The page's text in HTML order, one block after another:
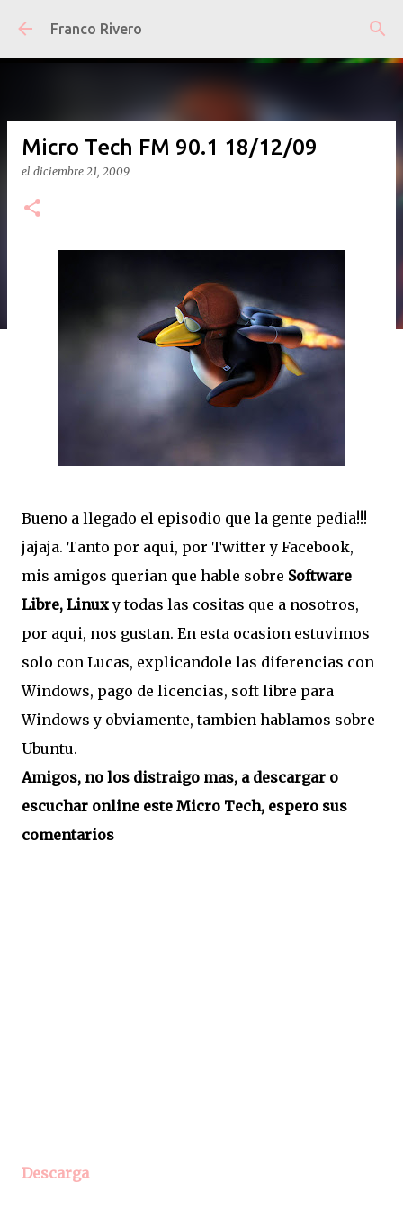
Ir al contenido principal
Franco Rivero
Micro Tech FM 90.1 18/12/09
el diciembre 21, 2009
Bueno a llegado el episodio que la gente pedia!!!
jajaja. Tanto por aqui, por Twitter y Facebook,
mis amigos querian que hable sobre Software
Libre, Linuxy todas las cositas que a nosotros,
por aqui, nos gustan. En esta ocasion estuvimos
solo con Lucas, explicandole las diferencias con
Windows, pago de licencias, soft libre para
Windows y obviamente, tambien hablamos sobre
Ubuntu.
Amigos, no los distraigo mas, a descargar o
escuchar online este Micro Tech, espero sus
comentarios
Descarga